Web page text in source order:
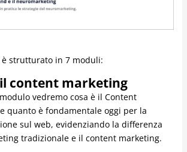
è strutturato in 7 moduli:
il content marketing
vedremo cosa è il Content
quanto è fondamentale oggi per la
sul web, evidenziando la differenza
tradizionale e il content marketing.